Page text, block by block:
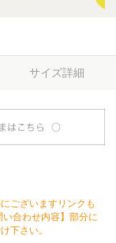
サイズ詳細
ございますリンクも
合わせ内容】部分に
下さい。